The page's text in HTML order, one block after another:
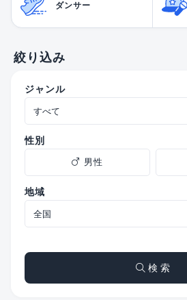
ダンサー
絞り込み
ジャンル
性別
男性
地域
検 索